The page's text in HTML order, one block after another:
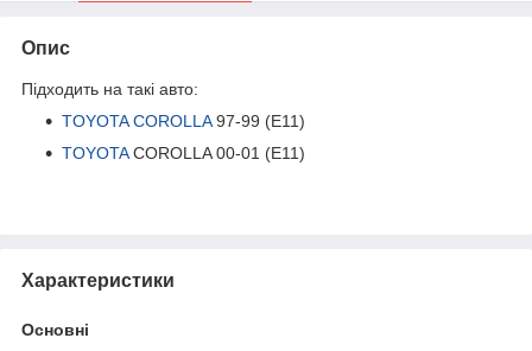
Опис
Підходить на такі авто:
TOYOTA COROLLA97-99 (E11)
TOYOTACOROLLA 00-01 (E11)
Характеристики
Основні